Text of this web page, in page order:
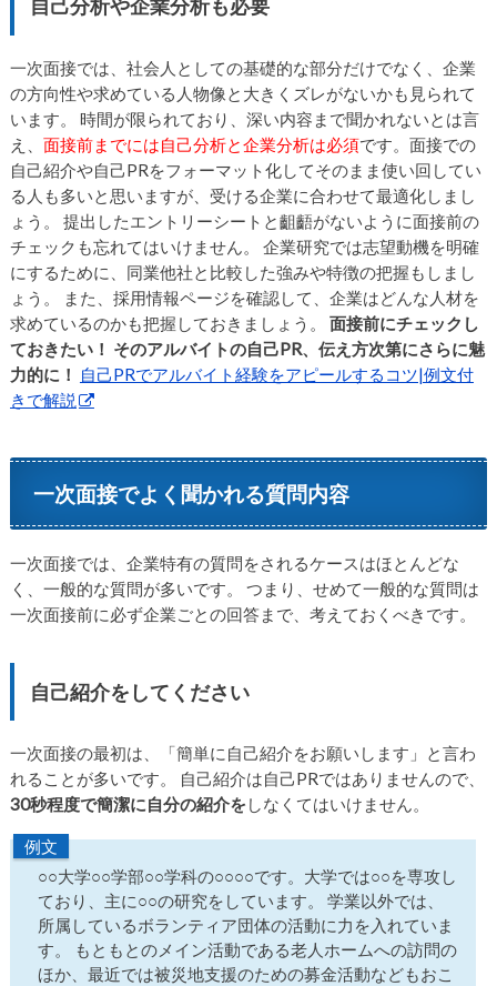
自己分析や企業分析も必要
一次面接では、社会人としての基礎的な部分だけでなく、企業
の方向性や求めている人物像と大きくズレがないかも見られて
います。 時間が限られており、深い内容まで聞かれないとは言
え、 面接前までには自己分析と企業分析は必須です。面接での
自己紹介や自己PRをフォーマット化してそのまま使い回してい
る人も多いと思いますが、受ける企業に合わせて最適化しまし
ょう。 提出したエントリーシートと齟齬がないように面接前の
チェックも忘れてはいけません。 企業研究では志望動機を明確
にするために、同業他社と比較した強みや特徴の把握もしまし
ょう。 また、採用情報ページを確認して、企業はどんな人材を
求めているのかも把握しておきましょう。 面接前にチェックし
ておきたい！ そのアルバイトの自己PR、伝え方次第にさらに魅
力的に！
自己PRでアルバイト経験をアピールするコツ|例文付
きで解説
一次面接でよく聞かれる質問内容
一次面接では、企業特有の質問をされるケースはほとんどな
く、一般的な質問が多いです。 つまり、せめて一般的な質問は
一次面接前に必ず企業ごとの回答まで、考えておくべきです。
自己紹介をしてください
一次面接の最初は、「簡単に自己紹介をお願いします」と言わ
れることが多いです。 自己紹介は自己PRではありませんので、
30秒程度で簡潔に自分の紹介を しなくてはいけません。
例文
○○大学○○学部○○学科の○○○○です。大学では○○を専攻し
ており、主に○○の研究をしています。 学業以外では、
所属しているボランティア団体の活動に力を入れていま
す。 もともとのメイン活動である老人ホームへの訪問の
ほか、最近では被災地支援のための募金活動などもおこ